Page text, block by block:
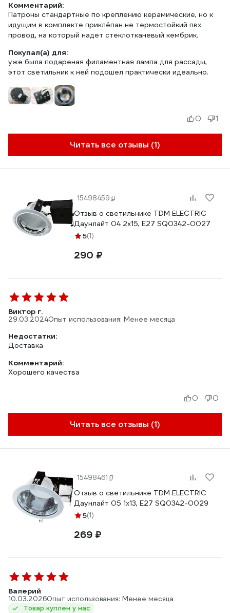
Комментарий:
Патроны стандартные по креплению керамические, но к
идущим в комплекте приклёпан не термостойкий пвх
провод, на который надет стеклотканевый кембрик.
Покупал(а) для:
уже была подареная филаментная лампа для рассады,
этот светильник к ней подошел практически идеально.
Читать все отзывы (1)
0 1
15498459
Отзыв о светильнике TDM ELECTRIC
Даунлайт 04 2х15, E27 SQ0342-0027
5(1)
290 ₽
Виктор г.
29.03.2024Опыт использования: Менее месяца
Недостатки:
Доставка
Комментарий:
Хорошего качества
Читать все отзывы (1)
0 0
15498461
Отзыв о светильнике TDM ELECTRIC
Даунлайт 05 1х13, E27 SQ0342-0029
5(1)
269 ₽
Валерий
10.03.2026Опыт использования: Менее месяца
Товар куплен у нас